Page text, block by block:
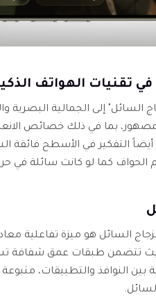
السائل" إلى الجمالية البصرية
بما في ذلك خصائص
التفكير في الأسطح فائقة
الحواف كما لو كانت سائلة في
السائل هو ميزة تفاعلية
حيث تتضمن طبقات عمق شفافة
بين النوافذ والتطبيقات،